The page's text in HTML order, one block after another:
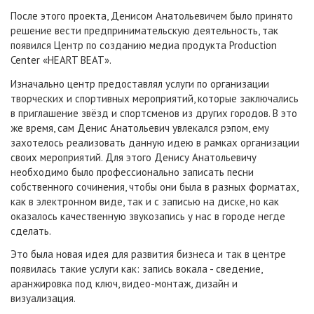
После этого проекта, Денисом Анатольевичем было принято
решение вести предпринимательскую деятельность, так
появился Центр по созданию медиа продукта Production
Center «HEART BEAT».
Изначально центр предоставлял услуги по организации
творческих и спортивных мероприятий, которые заключались
в приглашение звёзд и спортсменов из других городов. В это
же время, сам Денис Анатольевич увлекался рэпом, ему
захотелось реализовать данную идею в рамках организации
своих мероприятий. Для этого Денису Анатольевичу
необходимо было профессионально записать песни
собственного сочинения, чтобы они была в разных форматах,
как в электронном виде, так и с записью на диске, но как
оказалось качественную звукозапись у нас в городе негде
сделать.
Это была новая идея для развития бизнеса и так в центре
появилась такие услуги как: запись вокала - сведение,
аранжировка под ключ, видео-монтаж, дизайн и
визуализация.